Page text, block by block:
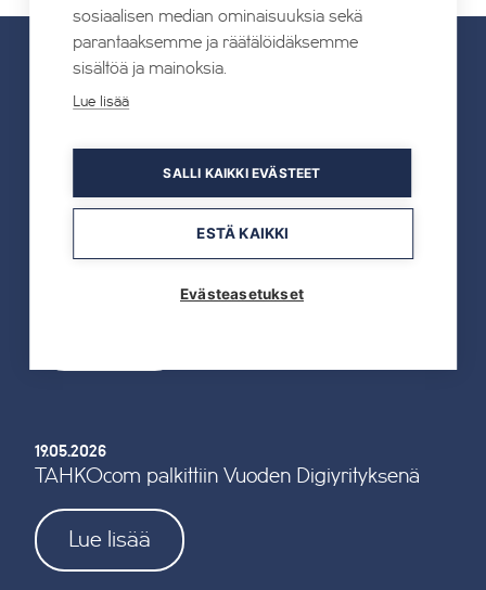
Kaikki uutiset
19.05.2026
TAHKOcom palkittiin Vuoden Digiyrityksenä
Lue lisää
sosiaalisen median ominaisuuksia sekä
parantaaksemme ja räätälöidäksemme
sisältöä ja mainoksia.
Lue lisää
SALLI KAIKKI EVÄSTEET
ESTÄ KAIKKI
Evästeasetukset